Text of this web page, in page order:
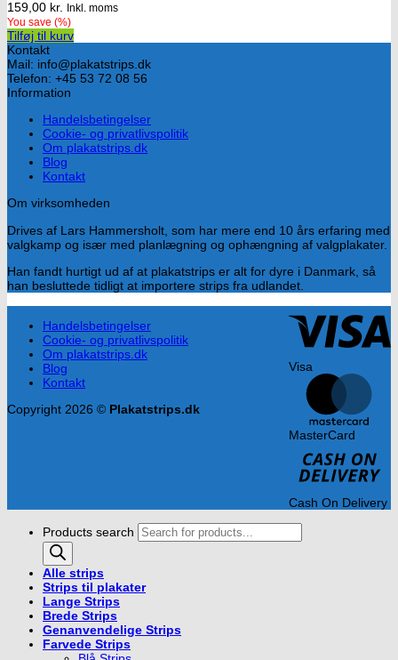
159,00 kr. Inkl. moms
You save (%)
Tilføj til kurv
Kontakt
Mail: info@plakatstrips.dk
Telefon: +45 53 72 08 56
Information
Handelsbetingelser
Cookie- og privatlivspolitik
Om plakatstrips.dk
Blog
Kontakt
Om virksomheden
Drives af Lars Hammersholt, som har mere end 10 års erfaring med
valgkamp og især med planlægning og ophængning af valgplakater.
Han fandt hurtigt ud af at plakatstrips er alt for dyre i Danmark, så
han besluttede tidligt at importere strips fra udlandet.
Visa
MasterCard
Cash On Delivery
Handelsbetingelser
Cookie- og privatlivspolitik
Om plakatstrips.dk
Blog
Kontakt
Copyright 2026 © Plakatstrips.dk
Products search
Alle strips
Strips til plakater
Lange Strips
Brede Strips
Genanvendelige Strips
Farvede Strips